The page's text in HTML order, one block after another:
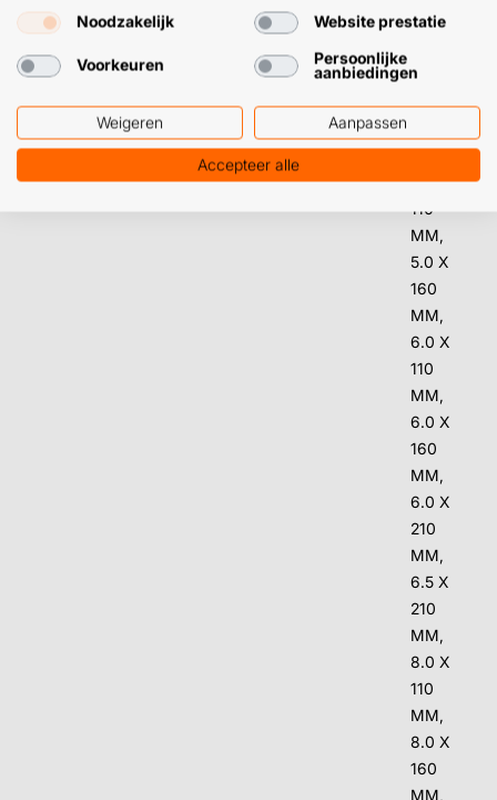
12.0 X
MM,
12.0 X
MM,
5.0 X
110
MM,
5.0 X
160
MM,
6.0 X
110
MM,
6.0 X
160
MM,
6.0 X
210
MM,
6.5 X
210
MM,
8.0 X
110
MM,
8.0 X
160
MM,
Noodzakelijk Website prestatie
Voorkeuren
Persoonlijke
aanbiedingen
Weigeren Aanpassen
Accepteer alle